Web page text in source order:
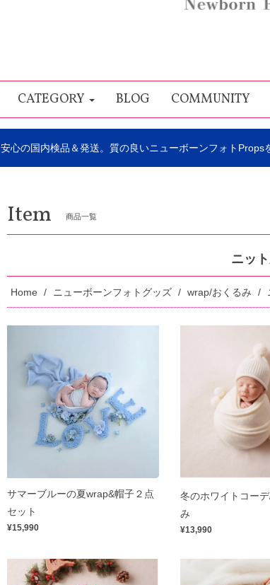
CATEGORY BLOG COMMUNITY
安心の国内検品＆発送。質の良いニューボーンフォトProps
Item 商品一覧
ニッ
Home ニューボーンフォトグッズ wrap/おくるみ
サマーブルーの夏wrap&帽子２点
セット
¥15,990
冬のホワイトコー
み
¥13,990